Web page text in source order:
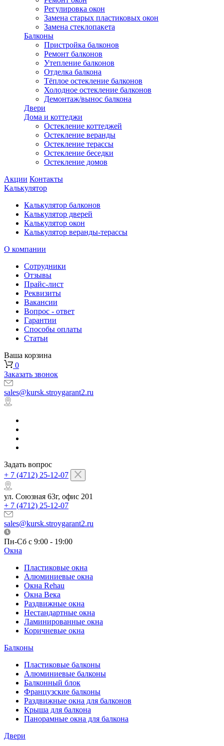
Регулировка окон
Замена старых пластиковых окон
Замена стеклопакета
Балконы
Пристройка балконов
Ремонт балконов
Утепление балконов
Отделка балкона
Тёплое остекление балконов
Холодное остекление балконов
Демонтаж/вынос балкона
Двери
Дома и коттеджи
Остекление коттеджей
Остекление веранды
Остекление терассы
Остекление беседки
Остекление домов
Акции Контакты
Калькулятор
Калькулятор балконов
Калькулятор дверей
Калькулятор окон
Калькулятор веранды-терассы
О компании
Сотрудники
Отзывы
Прайс-лист
Реквизиты
Вакансии
Вопрос - ответ
Гарантии
Способы оплаты
Статьи
Ваша корзина
0
Заказать звонок
sales@kursk.stroygarant2.ru
Задать вопрос
+ 7 (4712) 25-12-07
ул. Союзная 63г, офис 201
+ 7 (4712) 25-12-07
sales@kursk.stroygarant2.ru
Пн-Сб с 9:00 - 19:00
Окна
Пластиковые окна
Алюминиевые окна
Окна Rehau
Окна Века
Раздвижные окна
Нестандартные окна
Ламинированные окна
Коричневые окна
Балконы
Пластиковые балконы
Алюминиевые балконы
Балконный блок
Французские балконы
Раздвижные окна для балконов
Крыша для балкона
Панорамные окна для балкона
Двери